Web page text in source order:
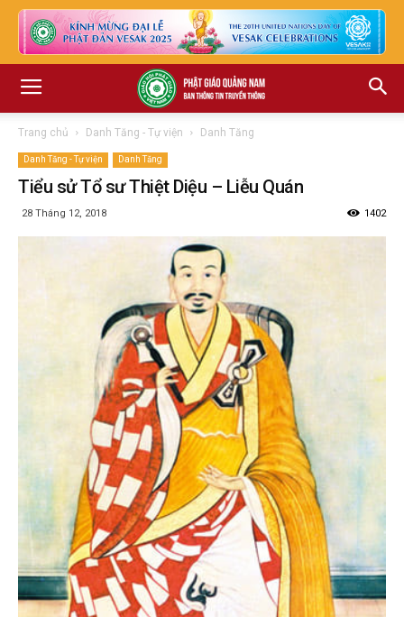
Trang chủ Danh Tăng - Tự viện Danh Tăng
Danh Tăng - Tự viện Danh Tăng
Tiểu sử Tổ sư Thiệt Diệu – Liễu Quán
28 Tháng 12, 2018 1402